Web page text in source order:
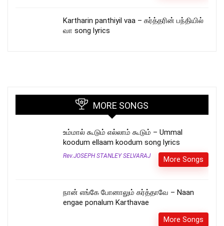
Kartharin panthiyil vaa – கர்த்தரின் பந்தியில்
வா song lyrics
MORE SONGS
உம்மால் கூடும் எல்லாம் கூடும் – Ummal
koodum ellaam koodum song lyrics
Rev.JOSEPH STANLEY SELVARAJ More Songs
நான் எங்கே போனாலும் கர்த்தாவே – Naan
engae ponalum Karthavae
More Songs